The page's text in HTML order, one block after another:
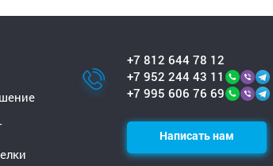
+7 812 644 78 12
+7 952 244 43 11
+7 995 606 76 69
Написать нам